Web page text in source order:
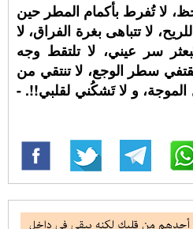
لا تُفرط بأكمام المطر حين
لا تتباهى بغرة الفراق، لا
سر عيني، لا تلتقط وجه
تقتفي سطر الوجع، لا تنتقي من
الموجة، و لا تَشكُني لقلبي!!. -